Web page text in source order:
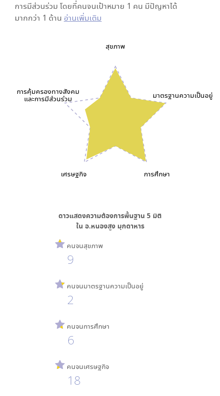
การมีส่วนร่วม โดยที่คนจนเป้าหมาย 1 คน มีปัญหาได้
มากกว่า 1 ด้าน อ่านเพิ่มเติม
สุขภาพ
มาตรฐานความเป็นอยู่
การศึกษา
เศรษฐกิจ
การคุ้มครองทางสังคม
และการมีส่วนร่วม
ดาวแสดงความต้องการพื้นฐาน 5 มิติ
ใน อ.หนองสูง มุกดาหาร
คนจนสุขภาพ
9
คนจนมาตรฐานความเป็นอยู่
2
คนจนการศึกษา
6
คนจนเศรษฐกิจ
18